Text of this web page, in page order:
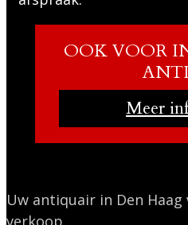
OOK VOOR
Meer
Uw antiquair in Den
verkoop.